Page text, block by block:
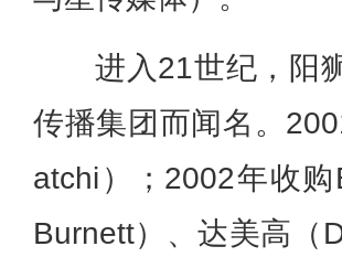
进入21世纪，阳
传播集团而闻名。
atchi）；2002年收
Burnett）、达美高（